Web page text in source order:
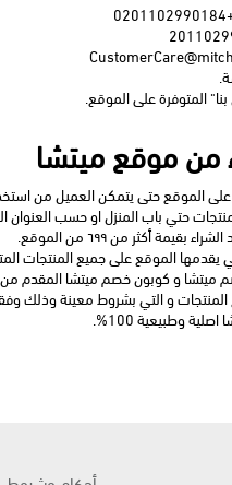
0201102990184
من موقع ميتشا